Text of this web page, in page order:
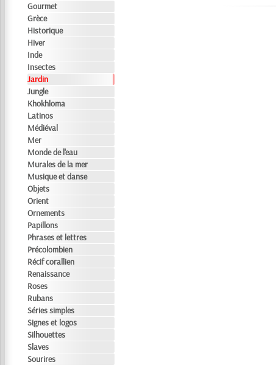
Gourmet
Grèce
Historique
Hiver
Inde
Insectes
Jardin
Jungle
Khokhloma
Latinos
Médiéval
Mer
Monde de l'eau
Murales de la mer
Musique et danse
Objets
Orient
Ornements
Papillons
Phrases et lettres
Précolombien
Récif corallien
Renaissance
Roses
Rubans
Séries simples
Signes et logos
Silhouettes
Slaves
Sourires